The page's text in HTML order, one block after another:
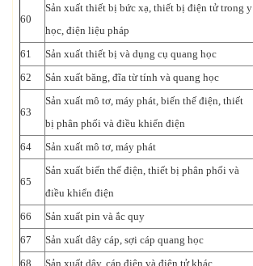
60
Sản xuất thiết bị bức xạ, thiết bị điện tử trong y
học, điện liệu pháp
61 Sản xuất thiết bị và dụng cụ quang học
62
Sản xuất băng, đĩa từ tính và quang học
63
Sản xuất mô tơ, máy phát, biến thế điện, thiết
bị phân phối và điều khiển điện
64 Sản xuất mô tơ, máy phát
65
Sản xuất biến thế điện, thiết bị phân phối và
điều khiển điện
66 Sản xuất pin và ắc quy
67
Sản xuất dây cáp, sợi cáp quang học
68
Sản xuất dây, cáp điện và điện tử khác